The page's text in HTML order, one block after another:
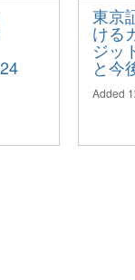
東京
ける
ジッ
と今
Added